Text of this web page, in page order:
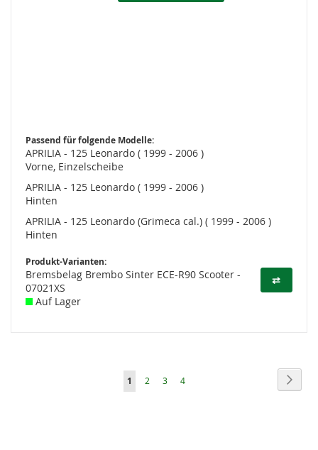
Passend für folgende Modelle:
APRILIA - 125 Leonardo ( 1999 - 2006 )
Vorne, Einzelscheibe
APRILIA - 125 Leonardo ( 1999 - 2006 )
Hinten
APRILIA - 125 Leonardo (Grimeca cal.) ( 1999 - 2006 )
Hinten
Produkt-Varianten:
⇄
Bremsbelag Brembo Sinter ECE-R90 Scooter -
07021XS
Auf Lager
Seite
Sie
1 Seite
2 Seite
3 Seite
4